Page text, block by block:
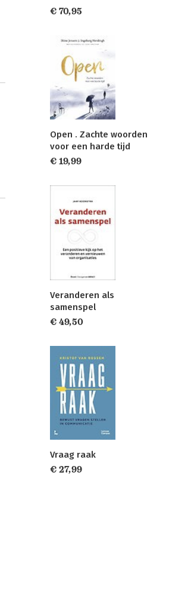
€ 70,95
Open . Zachte woorden
voor een harde tijd
€ 19,99
Veranderen als
samenspel
€ 49,50
Vraag raak
€ 27,99